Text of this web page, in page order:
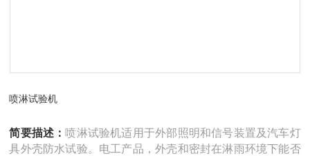
喷淋试验机
简要描述： 喷淋试验机适用于外部照明和信号装置及汽车灯
具外壳防水试验。电工产品，外壳和密封在淋雨环境下能否